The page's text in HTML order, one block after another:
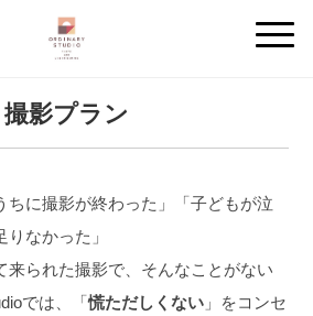
撮影プラン
ちに撮影が終わった」「子どもが泣
なかった」
来られた撮影で、そんなことがない
では、「慌ただしくない 」をコンセ